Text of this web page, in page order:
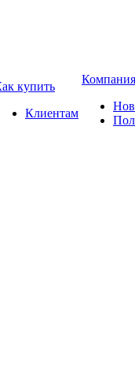
купить
Клиентам
Компания